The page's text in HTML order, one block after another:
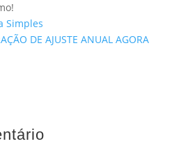
Simples
DE AJUSTE ANUAL AGORA